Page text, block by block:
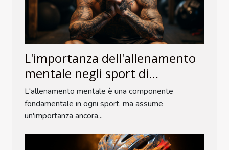
L'importanza dell'allenamento
mentale negli sport di
combattimento
L'allenamento mentale è una componente
fondamentale in ogni sport, ma assume
un'importanza ancora...